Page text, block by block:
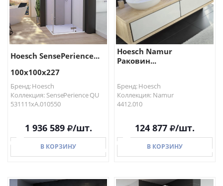
Hoesch SensePerience...
100х100х227
Бренд: Hoesch
Коллекция: SensePerience QU
531111xA.010550
1 936 589 /шт.
В КОРЗИНУ
Hoesch Namur
Раковин...
Бренд: Hoesch
Коллекция: Namur
4412.010
124 877 /шт.
В КОРЗИНУ